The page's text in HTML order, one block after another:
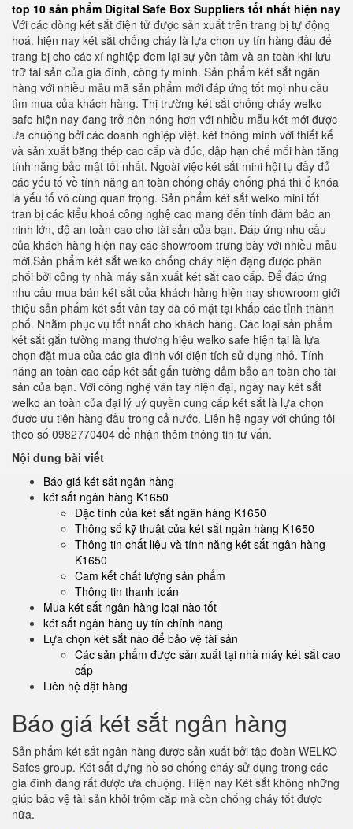
top 10 sản phẩm Digital Safe Box Suppliers tốt nhất hiện nay
Với các dòng két sắt điện tử được sản xuất trên trang bị tự động
hoá. hiện nay két sắt chống cháy là lựa chọn uy tín hàng đầu để
trang bị cho các xí nghiệp đem lại sự yên tâm và an toàn khi lưu
trữ tài sản của gia đình, công ty mình. Sản phẩm két sắt ngân
hàng với nhiều mẫu mã sản phẩm mới đáp ứng tốt mọi nhu cầu
tìm mua của khách hàng. Thị trường két sắt chống cháy welko
safe hiện nay đang trở nên nóng hơn với nhiều mẫu két mới được
ưa chuộng bởi các doanh nghiệp việt. két thông minh với thiết kế
và sản xuất bằng thép cao cấp và đúc, dập hạn chế mối hàn tăng
tính năng bảo mật tốt nhất. Ngoài việc két sắt mini hội tụ đầy đủ
các yếu tố về tính năng an toàn chống cháy chống phá thì ổ khóa
là yếu tố vô cùng quan trọng. Sản phẩm két sắt welko mini tốt
tran bị các kiểu khoá công nghệ cao mang đến tính đảm bảo an
ninh lớn, độ an toàn cao cho tài sản của bạn. Đáp ứng nhu cầu
của khách hàng hiện nay các showroom trưng bày với nhiều mẫu
mới.Sản phẩm két sắt welko chống cháy hiện đạng được phân
phối bởi công ty nhà máy sản xuất két sắt cao cấp. Để đáp ứng
nhu cầu mua bán két sắt của khách hàng hiện nay showroom giới
thiệu sản phẩm két sắt vân tay đã có mặt tại khắp các tỉnh thành
phố. Nhằm phục vụ tốt nhất cho khách hàng. Các loại sản phẩm
két sắt gắn tường mang thương hiệu welko safe hiện tại là lựa
chọn đặt mua của các gia đình với diện tích sử dụng nhỏ. Tính
năng an toàn cao cấp két sắt gắn tường đảm bảo an toàn cho tài
sản của bạn. Với công nghệ vân tay hiện đại, ngày nay két sắt
welko an toàn của đại lý uỷ quyền cung cấp két sắt là lựa chọn
được ưu tiên hàng đầu trong cả nước. Liên hệ ngay với chúng tôi
theo số 0982770404 để nhận thêm thông tin tư vấn.
Nội dung bài viết
Báo giá két sắt ngân hàng
két sắt ngân hàng K1650
Đặc tính của két sắt ngân hàng K1650
Thông số kỹ thuật của két sắt ngân hàng K1650
Thông tin chất liệu và tính năng két sắt ngân hàng
K1650
Cam kết chất lượng sản phẩm
Thông tin thanh toán
Mua két sắt ngân hàng loại nào tốt
két sắt ngân hàng uy tín chính hãng
Lựa chọn két sắt nào để bảo vệ tài sản
Các sản phẩm được sản xuất tại nhà máy két sắt cao
cấp
Liên hệ đặt hàng
Báo giá két sắt ngân hàng
Sản phẩm két sắt ngân hàng được sản xuất bởi tập đoàn WELKO
Safes group. Két sắt đựng hồ sơ chống cháy sử dụng trong các
gia đình đang rất được ưa chuộng. Hiện nay Két sắt không những
giúp bảo vệ tài sản khỏi trộm cắp mà còn chống cháy tốt được
nữa.